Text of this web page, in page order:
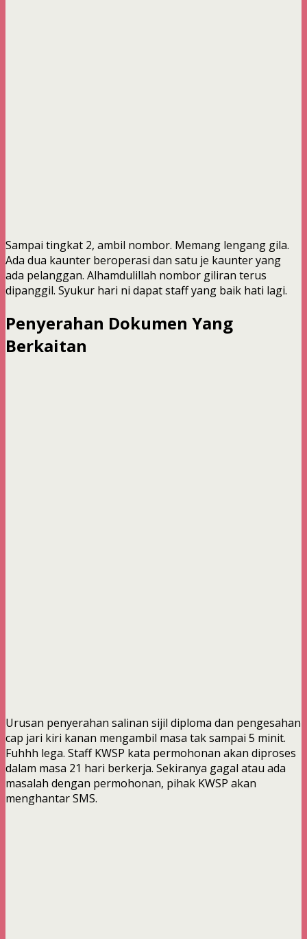
Sampai tingkat 2, ambil nombor. Memang lengang gila.
Ada dua kaunter beroperasi dan satu je kaunter yang
ada pelanggan. Alhamdulillah nombor giliran terus
dipanggil. Syukur hari ni dapat staff yang baik hati lagi.
Penyerahan Dokumen Yang
Berkaitan
Urusan penyerahan salinan sijil diploma dan pengesahan
cap jari kiri kanan mengambil masa tak sampai 5 minit.
Fuhhh lega. Staff KWSP kata permohonan akan diproses
dalam masa 21 hari berkerja. Sekiranya gagal atau ada
masalah dengan permohonan, pihak KWSP akan
menghantar SMS.